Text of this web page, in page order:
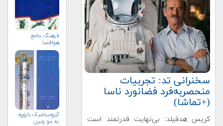
سخنرانی تد: تجربیات
منحصربه‌فرد فضانورد ناسا
(+تماشا)
کریس هدفیلد: بی‌نهایت قدرتمند است
فرهنگ جامع
هوافضا
آیرودینامیک بازورود
به جو زمین